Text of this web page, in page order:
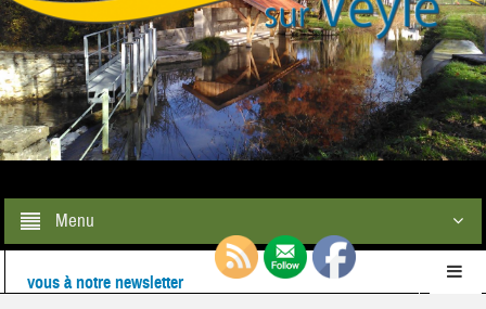
Menu
Retrouvez-nous également surFacebook